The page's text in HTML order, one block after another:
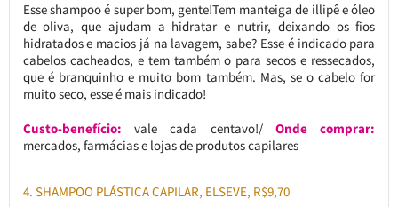
Esse shampoo é super bom, gente!Tem manteiga de illipê e óleo
de oliva, que ajudam a hidratar e nutrir, deixando os fios
hidratados e macios já na lavagem, sabe? Esse é indicado para
cabelos cacheados, e tem também o para secos e ressecados,
que é branquinho e muito bom também. Mas, se o cabelo for
muito seco, esse é mais indicado!
Custo-benefício: vale cada centavo!/Onde comprar:
mercados, farmácias e lojas de produtos capilares
4. SHAMPOO PLÁSTICA CAPILAR, ELSEVE, R$9,70